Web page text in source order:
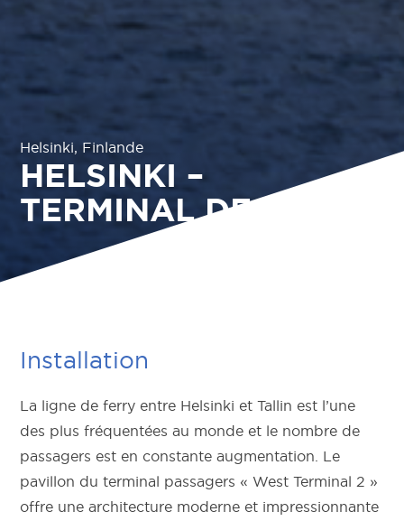
Helsinki, Finlande
HELSINKI –
TERMINAL DE FERRY
Installation
La ligne de ferry entre Helsinki et Tallin est l’une
des plus fréquentées au monde et le nombre de
passagers est en constante augmentation. Le
pavillon du terminal passagers « West Terminal 2 »
offre une architecture moderne et impressionnante